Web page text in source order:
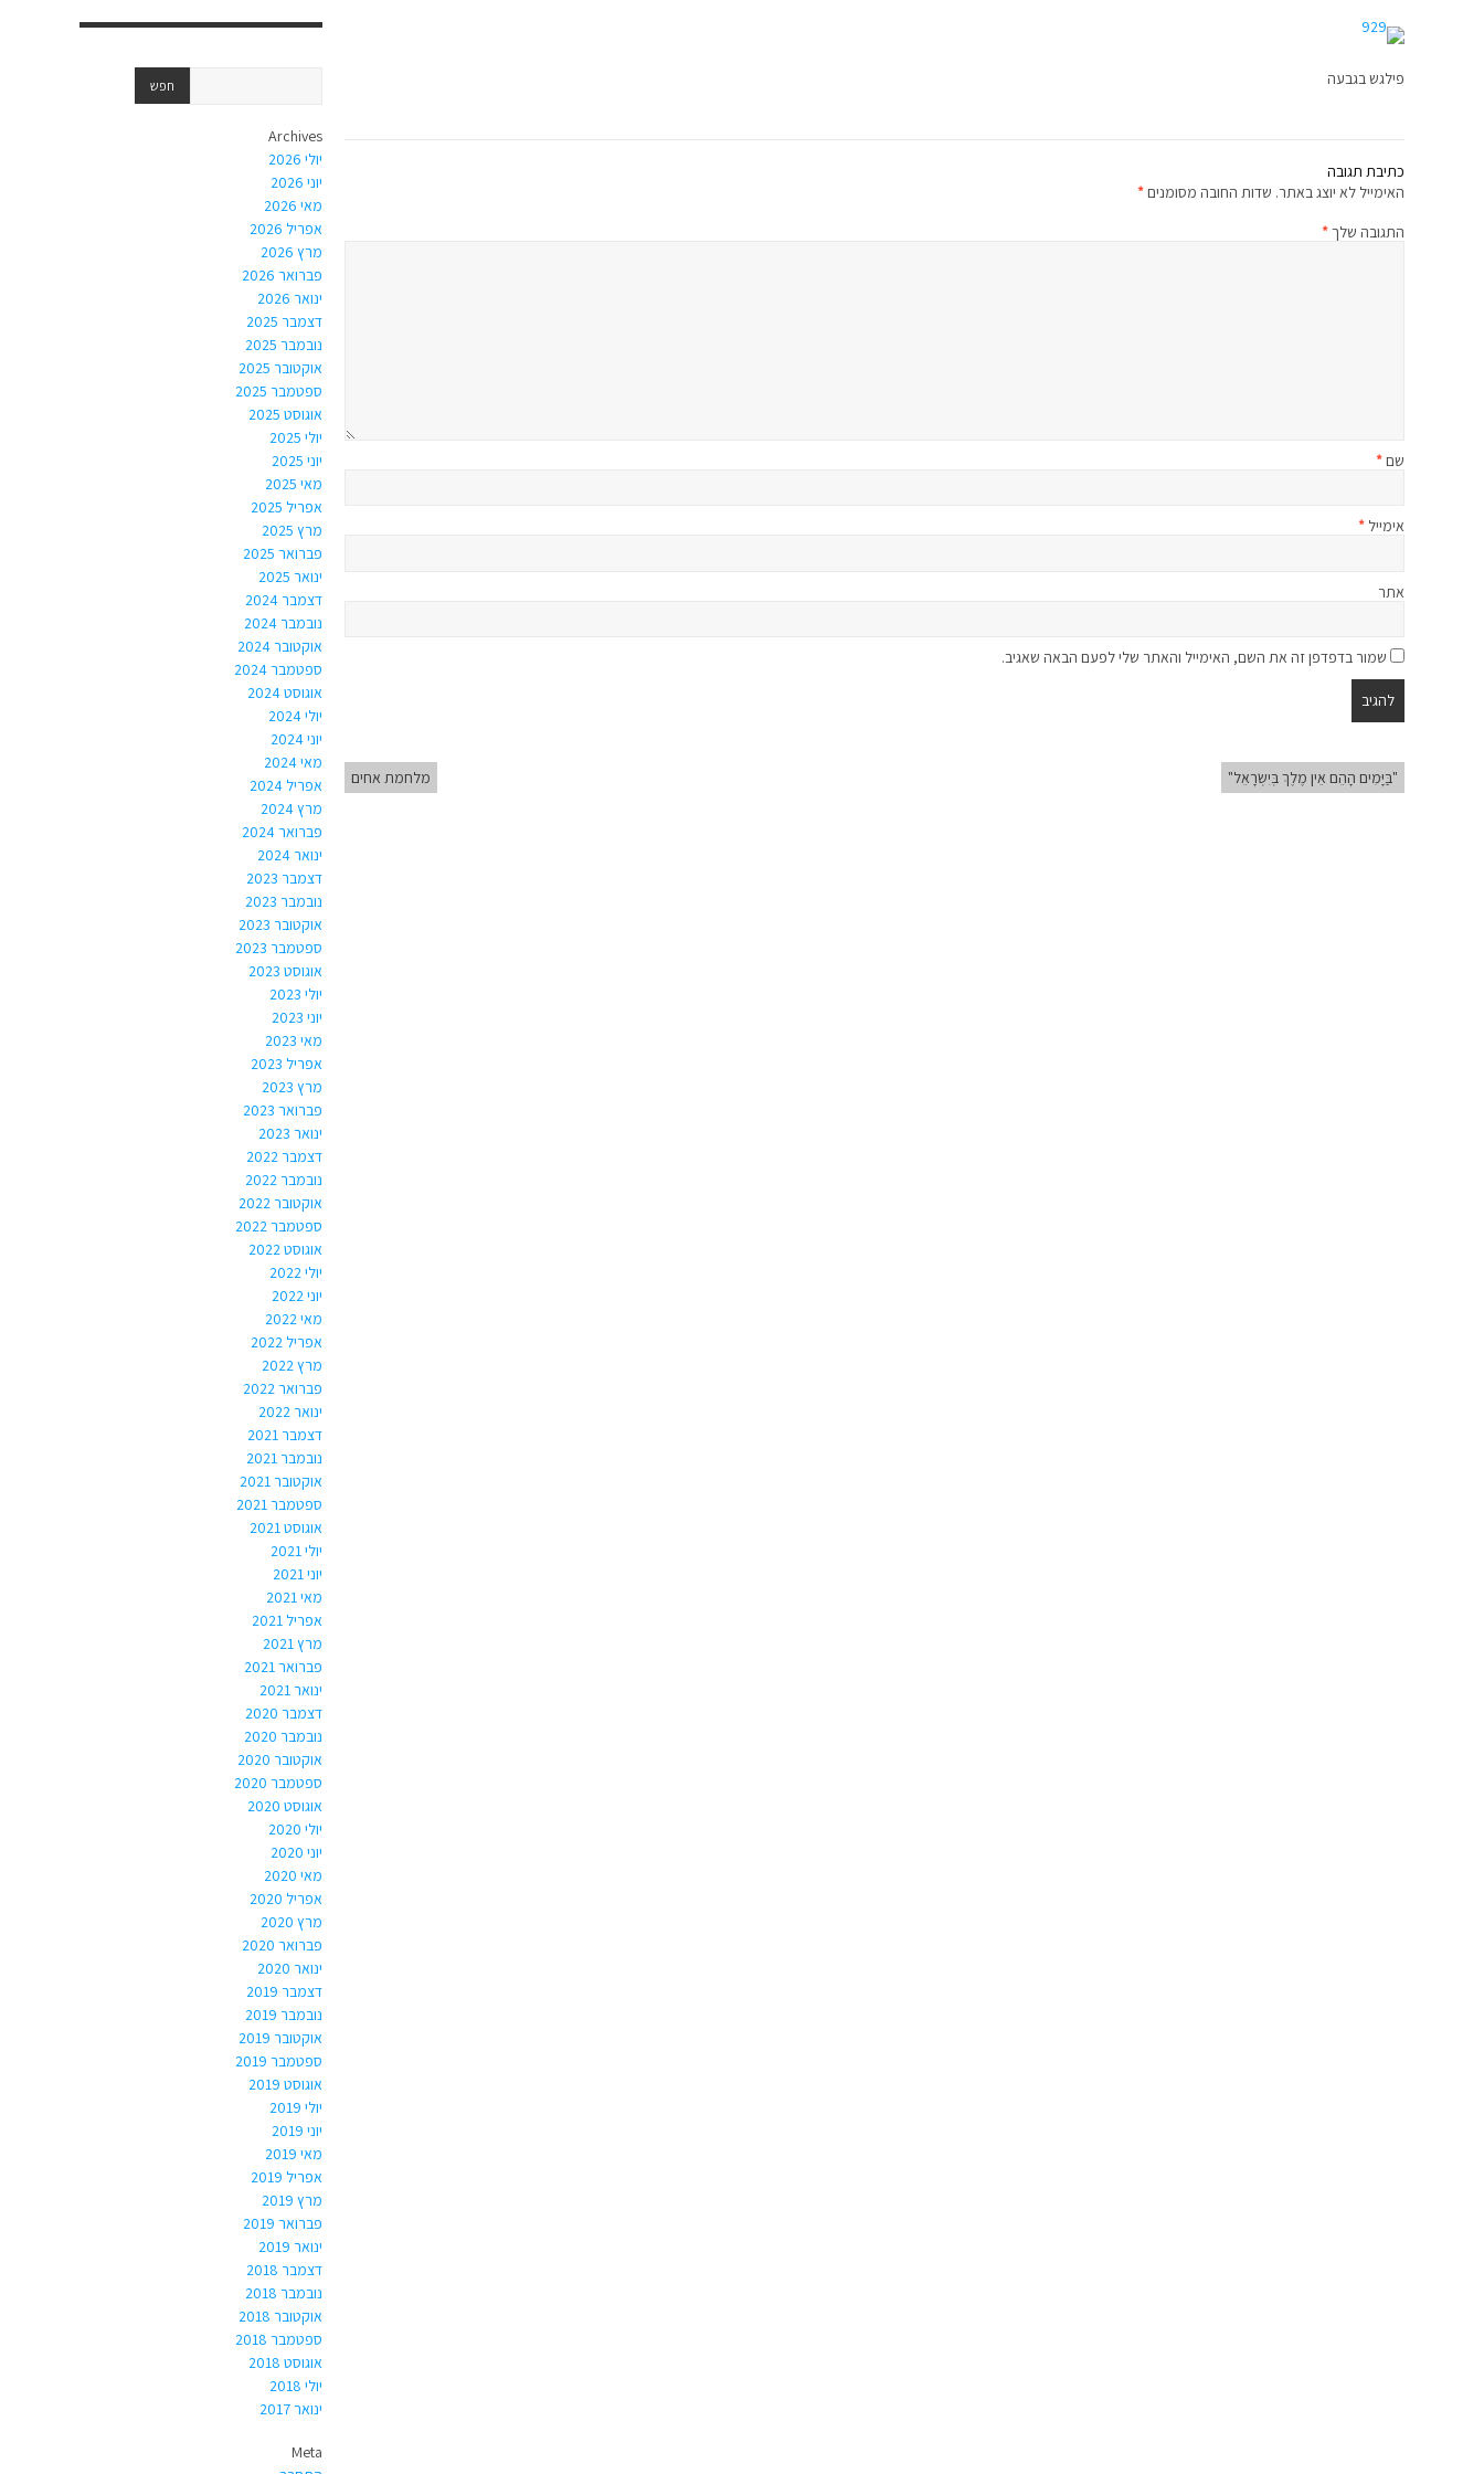
פילגש בגבעה
כתיבת תגובה
האימייל לא יוצג באתר. שדות החובה מסומנים*
התגובה שלך*
שם*
אימייל *
אתר
שמור בדפדפן זה את השם, האימייל והאתר שלי לפעם הבאה שאגיב.
"בַּיָּמִים הָהֵם אֵין מֶלֶךְ בְּיִשְׂרָאֵל" מלחמת אחים
Archives
יולי 2026
יוני 2026
מאי 2026
אפריל 2026
מרץ 2026
פברואר 2026
ינואר 2026
דצמבר 2025
נובמבר 2025
אוקטובר 2025
ספטמבר 2025
אוגוסט 2025
יולי 2025
יוני 2025
מאי 2025
אפריל 2025
מרץ 2025
פברואר 2025
ינואר 2025
דצמבר 2024
נובמבר 2024
אוקטובר 2024
ספטמבר 2024
אוגוסט 2024
יולי 2024
יוני 2024
מאי 2024
אפריל 2024
מרץ 2024
פברואר 2024
ינואר 2024
דצמבר 2023
נובמבר 2023
אוקטובר 2023
ספטמבר 2023
אוגוסט 2023
יולי 2023
יוני 2023
מאי 2023
אפריל 2023
מרץ 2023
פברואר 2023
ינואר 2023
דצמבר 2022
נובמבר 2022
אוקטובר 2022
ספטמבר 2022
אוגוסט 2022
יולי 2022
יוני 2022
מאי 2022
אפריל 2022
מרץ 2022
פברואר 2022
ינואר 2022
דצמבר 2021
נובמבר 2021
אוקטובר 2021
ספטמבר 2021
אוגוסט 2021
יולי 2021
יוני 2021
מאי 2021
אפריל 2021
מרץ 2021
פברואר 2021
ינואר 2021
דצמבר 2020
נובמבר 2020
אוקטובר 2020
ספטמבר 2020
אוגוסט 2020
יולי 2020
יוני 2020
מאי 2020
אפריל 2020
מרץ 2020
פברואר 2020
ינואר 2020
דצמבר 2019
נובמבר 2019
אוקטובר 2019
ספטמבר 2019
אוגוסט 2019
יולי 2019
יוני 2019
מאי 2019
אפריל 2019
מרץ 2019
פברואר 2019
ינואר 2019
דצמבר 2018
נובמבר 2018
אוקטובר 2018
ספטמבר 2018
אוגוסט 2018
יולי 2018
ינואר 2017
Meta